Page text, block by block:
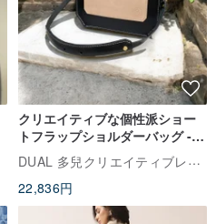
クリエイティブな個性派ショー
トフラップショルダーバッグ -
クラシックブラック (ギフト オ
リジナル)
DUAL 多兒クリエイティブレザーグッズ
22,836円